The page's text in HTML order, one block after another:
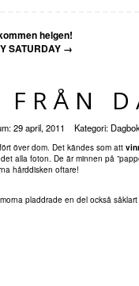
helgen!
SATURDAY →
29 april, 2011 Kategori: Dagbok
över dom. Det kändes som att
alla foton. De är minnen på
hårddisken oftare!
pladdrade en del också